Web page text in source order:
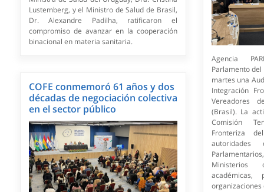
Lustemberg, y el Ministro de Salud de Brasil,
Dr. Alexandre Padilha, ratificaron el
compromiso de avanzar en la cooperación
binacional en materia sanitaria.
Agencia
Parlamento del
martes una
Integración
Vereadores
(Brasil). La
Comisión
Fronteriza
Ministerios
académicas,
organizaciones
COFE conmemoró 61 años y dos
décadas de negociación colectiva
en el sector público